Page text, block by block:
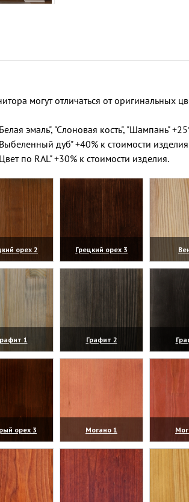
могут отличаться от оригинальных
эмаль", "Слоновая кость", "Шампань"
дуб" +40% к стоимости
по RAL" +30% к стоимости изделия.
орех 2
Грецкий орех 3
(увеличить)
1
Графит 2
(увеличить)
орех 3
Могано 1
(увеличить)